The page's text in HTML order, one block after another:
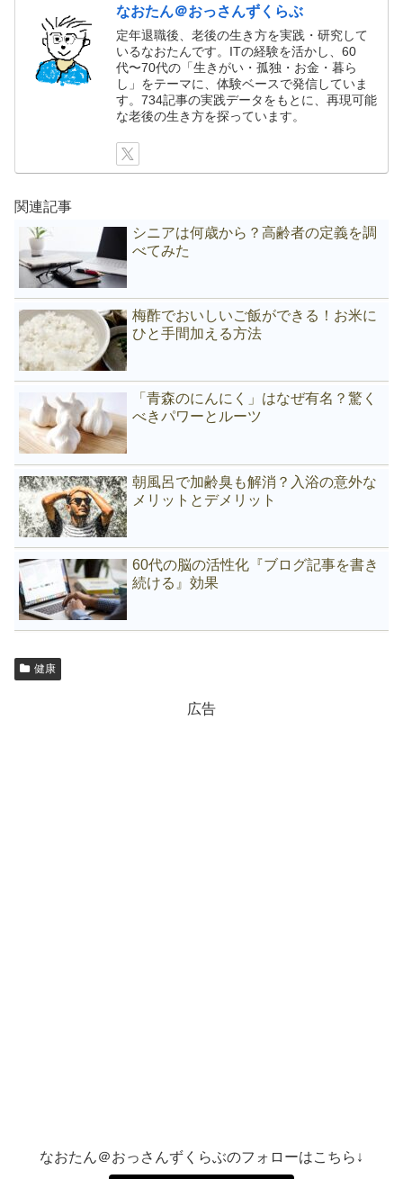
なおたん＠おっさんずくらぶ
定年退職後、老後の生き方を実践・研究して
いるなおたんです。ITの経験を活かし、60
代〜70代の「生きがい・孤独・お金・暮ら
し」をテーマに、体験ベースで発信していま
す。734記事の実践データをもとに、再現可能
な老後の生き方を探っています。
関連記事
シニアは何歳から？高齢者の定義を調
べてみた
梅酢でおいしいご飯ができる！お米に
ひと手間加える方法
「青森のにんにく」はなぜ有名？驚く
べきパワーとルーツ
朝風呂で加齢臭も解消？入浴の意外な
メリットとデメリット
60代の脳の活性化『ブログ記事を書き
続ける』効果
健康
広告
なおたん＠おっさんずくらぶのフォローはこちら↓